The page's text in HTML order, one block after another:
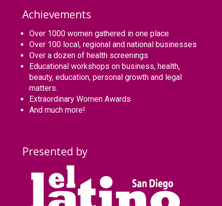
Achievements
Over 1000 women gathered in one place
Over 100 local, regional and national businesses
Over a dozen of health screenings
Educational workshops on business, health,
beauty, education, personal growth and legal
matters.
Extraordinary Women Awards
And much more!
Presented by